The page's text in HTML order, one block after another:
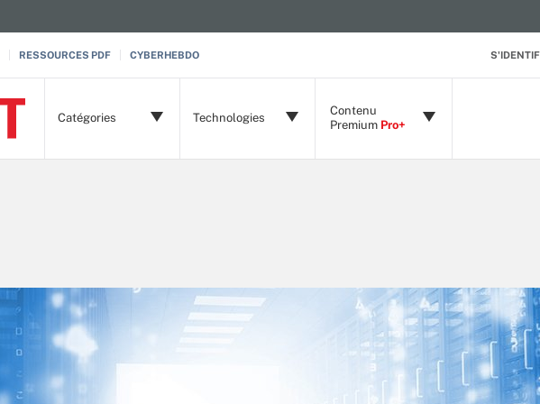
RESSOURCES PDF CYBERHEBDO
Catégories Technologies
Contenu
Premium Pro+